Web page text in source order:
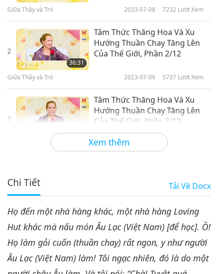
Xem thêm
Giữa Thầy và Trò 2023-07-08 7232 Lượt Xem
2
36:31
Tâm Thức Thăng Hoa Và Xu
Hướng Thuần Chay Tăng Lên
Của Thế Giới, Phần 2/12
Giữa Thầy và Trò 2023-07-09 5737 Lượt Xem
3
Tâm Thức Thăng Hoa Và Xu
Hướng Thuần Chay Tăng Lên
Của Thế Giới, Phần 3/12
Giữa Thầy và Trò 2023-07-10 5464
4
33:50
Của Thế Giới, Phần 4/12
Giữa Thầy và Trò 2023-07-11 5228Lượt Xem
5
36:07
Tâm Thức Thăng Hoa Và Xu
Hướng Thuần Chay Tăng Lên
Của Thế Giới, Phần 5/12
Chi Tiết Tải Về Docx
Họ đến một nhà hàng khác, một nhà hàng Loving
Hut khác mà nấu món Âu Lạc (Việt Nam) [để học]. Ồ!
Họ làm gỏi cuốn (thuần chay) rất ngon, y như người
Âu Lạc (Việt Nam) làm! Tôi ngạc nhiên, đó là do một